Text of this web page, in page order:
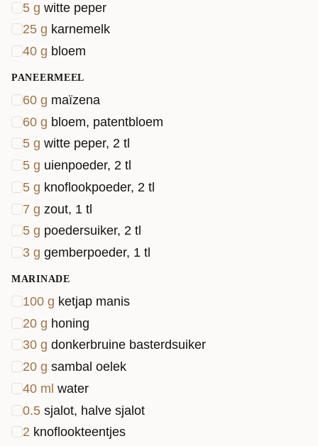
5 g witte peper
25 g karnemelk
40 g bloem
PANEERMEEL
60 g maïzena
60 g bloem, patentbloem
5 g witte peper, 2 tl
5 g uienpoeder, 2 tl
5 g knoflookpoeder, 2 tl
7 g zout, 1 tl
5 g poedersuiker, 2 tl
3 g gemberpoeder, 1 tl
MARINADE
100 g ketjap manis
20 g honing
30 g donkerbruine basterdsuiker
20 g sambal oelek
40 ml water
0.5 sjalot, halve sjalot
2 knoflookteentjes